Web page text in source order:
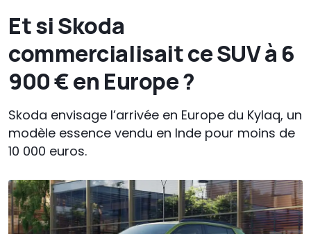
Et si Skoda
commercialisait ce SUV à 6
900 € en Europe ?
Skoda envisage l’arrivée en Europe du Kylaq, un
modèle essence vendu en Inde pour moins de
10 000 euros.